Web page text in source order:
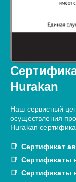
Hurakan
Наш сервисный
осуществления
Hurakan
Сертификат
Сертификаты
Сертификаты